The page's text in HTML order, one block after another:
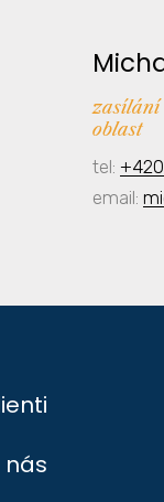
zasílání
oblast
tel:
email:
nás